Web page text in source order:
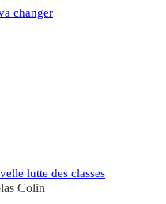
changer
lutte des classes
Colin